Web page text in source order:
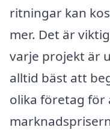
ritningar kan
mer. Det är
varje projekt är
alltid bäst att
olika företag för